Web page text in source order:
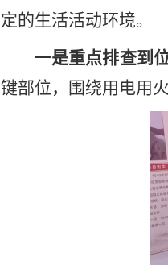
定的生活活动环境。
一是重点排查到
键部位，围绕用电用